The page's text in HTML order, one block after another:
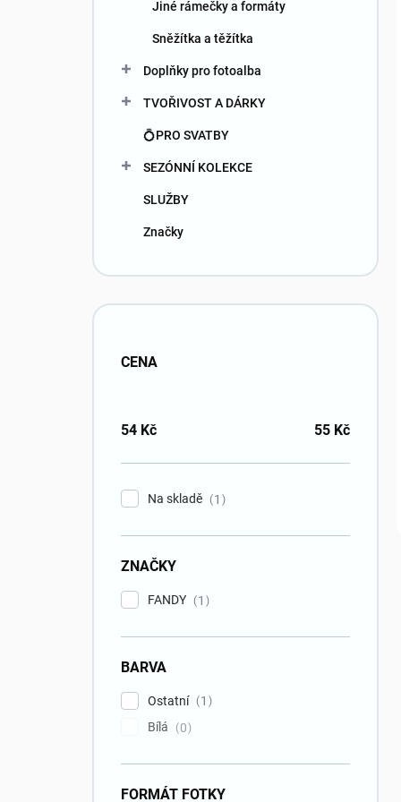
Jiné rámečky a formáty
Sněžítka a těžítka
Doplňky pro fotoalba
TVOŘIVOST A DÁRKY
💍PRO SVATBY
SEZÓNNÍ KOLEKCE
SLUŽBY
Značky
CENA
54 Kč 55 Kč
Na skladě 1
ZNAČKY
FANDY 1
BARVA
Ostatní
1
Bílá
0
FORMÁT FOTKY